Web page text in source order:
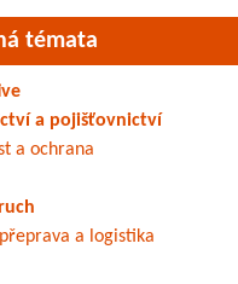
témata
a pojišťovnictví
a ochrana
a logistika